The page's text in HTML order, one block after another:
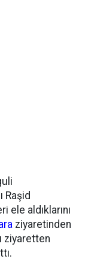
Raşid
aldıklarını
ziyaretinden
ziyaretten